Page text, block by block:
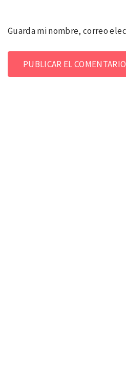
Guarda mi nombre, correo